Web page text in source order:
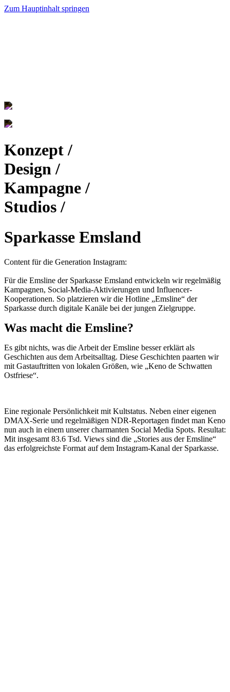
Zum Hauptinhalt springen
Konzept /
Design /
Kampagne /
Studios /
Sparkasse Emsland
Content für die Generation Instagram:
Für die Emsline der Sparkasse Emsland entwickeln wir regelmäßig
Kampagnen, Social-Media-Aktivierungen und Influencer-
Kooperationen. So platzieren wir die Hotline „Emsline“ der
Sparkasse durch digitale Kanäle bei der jungen Zielgruppe.
Was macht die Emsline?
Es gibt nichts, was die Arbeit der Emsline besser erklärt als
Geschichten aus dem Arbeitsalltag. Diese Geschichten paarten wir
mit Gastauftritten von lokalen Größen, wie „Keno de Schwatten
Ostfriese“.
Eine regionale Persönlichkeit mit Kultstatus. Neben einer eigenen
DMAX-Serie und regelmäßigen NDR-Reportagen findet man Keno
nun auch in einem unserer charmanten Social Media Spots. Resultat:
Mit insgesamt 83.6 Tsd. Views sind die „Stories aus der Emsline“
das erfolgreichste Format auf dem Instagram-Kanal der Sparkasse.